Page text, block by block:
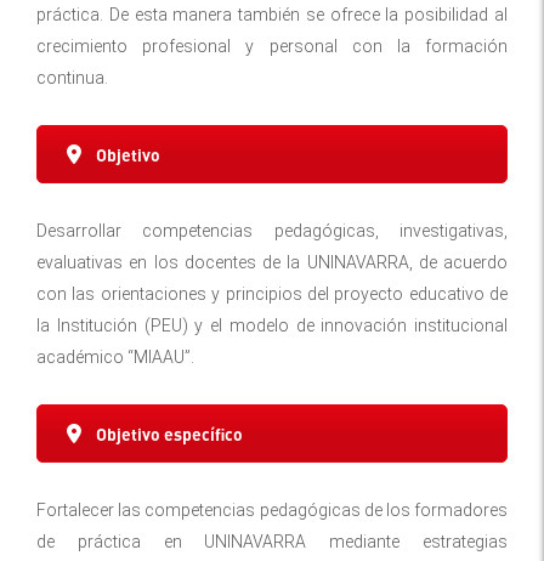
práctica. De esta manera también se ofrece la posibilidad al
crecimiento profesional y personal con la formación
continua.
Objetivo
Desarrollar competencias pedagógicas, investigativas,
evaluativas en los docentes de la UNINAVARRA, de acuerdo
con las orientaciones y principios del proyecto educativo de
la Institución (PEU) y el modelo de innovación institucional
académico “MIAAU”.
Objetivo específico
Fortalecer las competencias pedagógicas de los formadores
de práctica en UNINAVARRA mediante estrategias